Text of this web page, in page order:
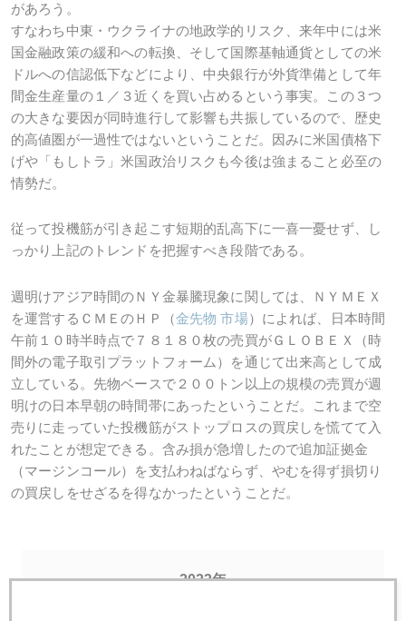
があろう。
すなわち中東・ウクライナの地政学的リスク、来年中には米
国金融政策の緩和への転換、そして国際基軸通貨としての米
ドルへの信認低下などにより、中央銀行が外貨準備として年
間金生産量の１／３近くを買い占めるという事実。この３つ
の大きな要因が同時進行して影響も共振しているので、歴史
的高値圏が一過性ではないということだ。因みに米国債格下
げや「もしトラ」米国政治リスクも今後は強まること必至の
情勢だ。
従って投機筋が引き起こす短期的乱高下に一喜一憂せず、し
っかり上記のトレンドを把握すべき段階である。
週明けアジア時間のＮＹ金暴騰現象に関しては、ＮＹＭＥＸ
を運営するＣＭＥのＨＰ（金先物 市場）によれば、日本時間
午前１０時半時点で７８１８０枚の売買がＧＬＯＢＥＸ（時
間外の電子取引プラットフォーム）を通じて出来高として成
立している。先物ベースで２００トン以上の規模の売買が週
明けの日本早朝の時間帯にあったということだ。これまで空
売りに走っていた投機筋がストップロスの買戻しを慌てて入
れたことが想定できる。含み損が急増したので追加証拠金
（マージンコール）を支払わねばならず、やむを得ず損切り
の買戻しをせざるを得なかったということだ。
2023年